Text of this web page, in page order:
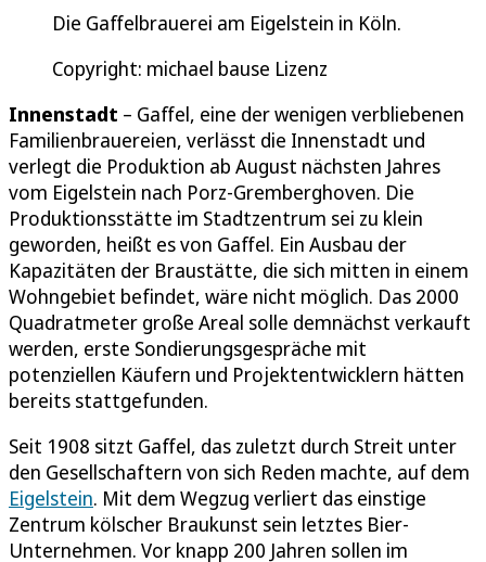
Die Gaffelbrauerei am Eigelstein in Köln.
Copyright: michael bause Lizenz
Innenstadt – Gaffel, eine der wenigen verbliebenen
Familienbrauereien, verlässt die Innenstadt und
verlegt die Produktion ab August nächsten Jahres
vom Eigelstein nach Porz-Gremberghoven. Die
Produktionsstätte im Stadtzentrum sei zu klein
geworden, heißt es von Gaffel. Ein Ausbau der
Kapazitäten der Braustätte, die sich mitten in einem
Wohngebiet befindet, wäre nicht möglich. Das 2000
Quadratmeter große Areal solle demnächst verkauft
werden, erste Sondierungsgespräche mit
potenziellen Käufern und Projektentwicklern hätten
bereits stattgefunden.
Seit 1908 sitzt Gaffel, das zuletzt durch Streit unter
den Gesellschaftern von sich Reden machte, auf dem
Eigelstein. Mit dem Wegzug verliert das einstige
Zentrum kölscher Braukunst sein letztes Bier-
Unternehmen. Vor knapp 200 Jahren sollen im